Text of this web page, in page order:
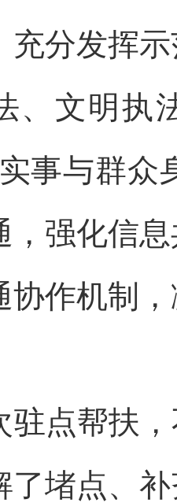
充分发挥
、文明执
事与群众
，强化信
协作机制
驻点帮扶
了堵点、